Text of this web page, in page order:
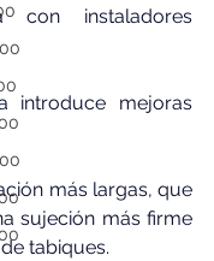
con instaladores
introduce mejoras
más largas, que
sujeción más firme
tabiques.